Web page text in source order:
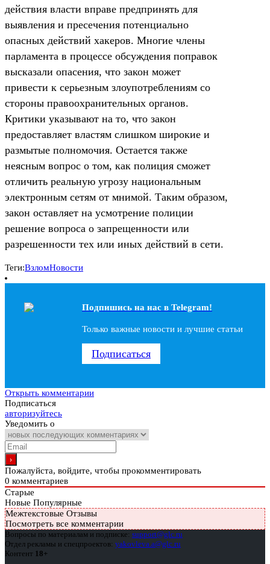
действия власти вправе предпринять для
выявления и пресечения потенциально
опасных действий хакеров. Многие члены
парламента в процессе обсуждения поправок
высказали опасения, что закон может
привести к серьезным злоупотреблениям со
стороны правоохранительных органов.
Критики указывают на то, что закон
предоставляет властям слишком широкие и
размытые полномочия. Остается также
неясным вопрос о том, как полиция сможет
отличить реальную угрозу национальным
электронным сетям от мнимой. Таким образом,
закон оставляет на усмотрение полиции
решение вопроса о запрещенности или
разрешенности тех или иных действий в сети.
Теги:ВзломНовости
Подпишись на наc в Telegram!
Только важные новости и лучшие статьи
Подписаться
Открыть комментарии
Подписаться
авторизуйтесь
Уведомить о
Пожалуйста, войдите, чтобы прокомментировать
0 комментариев
Старые
Новые Популярные
Межтекстовые Отзывы
Посмотреть все комментарии
Вопросы по материалам и подписке: support@glc.ru
Отдел рекламы и спецпроектов: yakovleva.a@glc.ru
Контент 18+